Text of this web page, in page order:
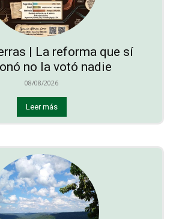
| La reforma que sí
no la votó nadie
08/08/2026
Leer más